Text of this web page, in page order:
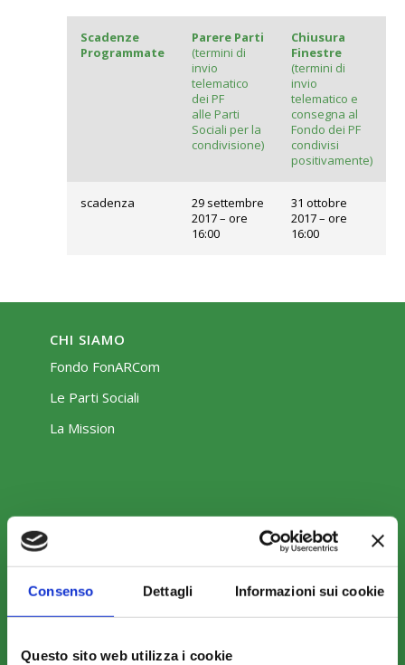
Consenso Dettagli Informazioni sui cookie
Questo sito web utilizza i cookie
Scadenze
Programmate
Parere Parti
(termini di
invio
telematico
dei PF
alle Parti
Sociali per la
condivisione)
Chiusura
Finestre
(termini di
invio
telematico e
consegna al
Fondo dei PF
condivisi
positivamente)
scadenza
29 settembre
2017 – ore
16:00
31 ottobre
2017 – ore
16:00
CHI SIAMO
Fondo FonARCom
Le Parti Sociali
La Mission
Perché scegliere FonARCom
Il Funzionamento